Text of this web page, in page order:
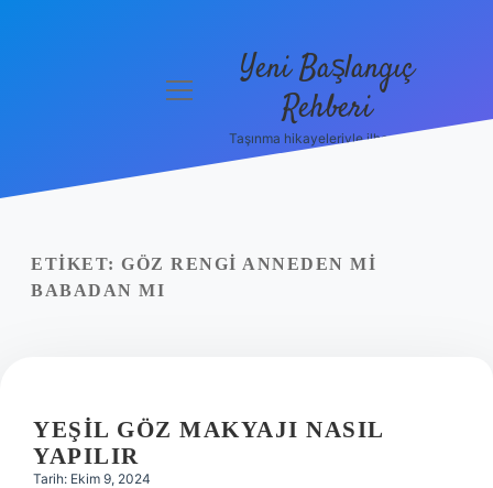
Politikası
Yasal Uyarı
menüyü
Yeni Başlangıç
Rehberi
Taşınma hikayeleriyle ilham bul!
ETIKET: GÖZ RENGI ANNEDEN MI
BABADAN MI
YEŞIL GÖZ MAKYAJI NASIL
YAPILIR
Tarih: Ekim 9, 2024